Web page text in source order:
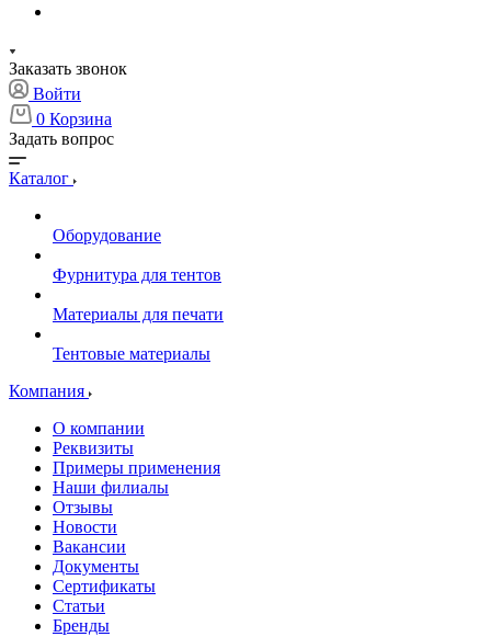
Заказать звонок
Войти
0 Корзина
Задать вопрос
Каталог
Оборудование
Фурнитура для тентов
Материалы для печати
Тентовые материалы
Компания
О компании
Реквизиты
Примеры применения
Наши филиалы
Отзывы
Новости
Вакансии
Документы
Cертификаты
Статьи
Бренды